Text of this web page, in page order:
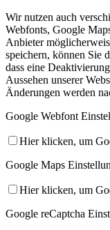
Wir nutzen auch
Webfonts, Google
Anbieter
speichern, können Sie
dass eine
Aussehen unserer
Änderungen werden
Google Webfont
Hier klicken, um
Google Maps
Hier klicken, um
Google reCaptcha